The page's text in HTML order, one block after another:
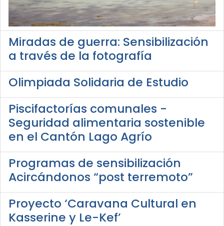
Miradas de guerra: Sensibilización
a través de la fotografía
Olimpiada Solidaria de Estudio
Piscifactorías comunales -
Seguridad alimentaria sostenible
en el Cantón Lago Agrío
Programas de sensibilización
Acircándonos “post terremoto”
Proyecto ‘Caravana Cultural en
Kasserine y Le-Kef’